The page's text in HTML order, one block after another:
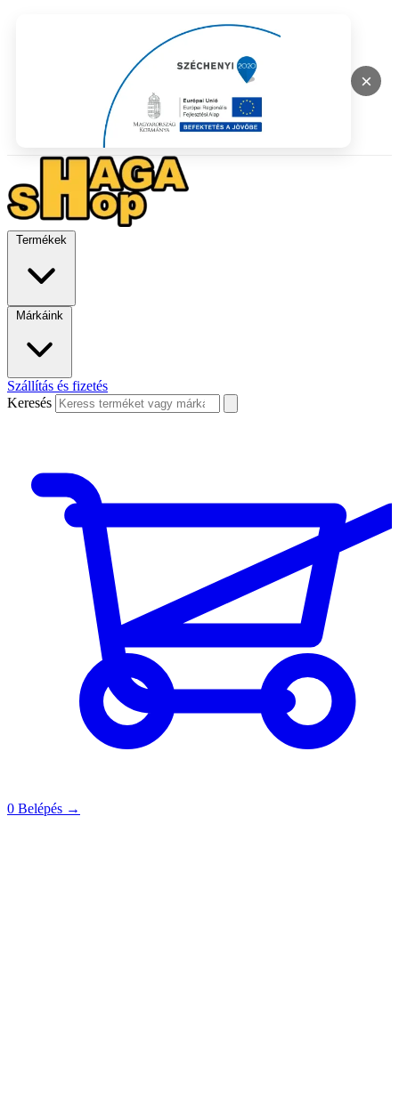
×
Termékek
Márkáink
Szállítás és fizetés
Keresés
0 Belépés →